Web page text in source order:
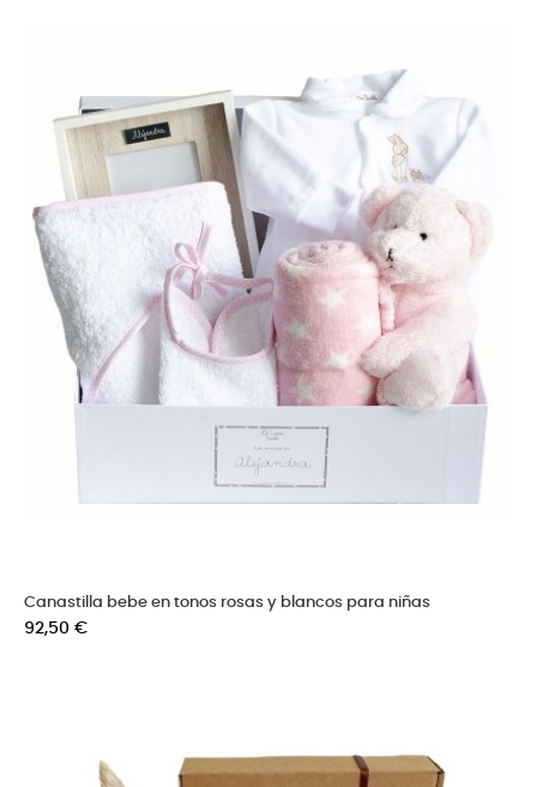
Canastilla bebe en tonos rosas y blancos para niñas
Precio
92,50 €